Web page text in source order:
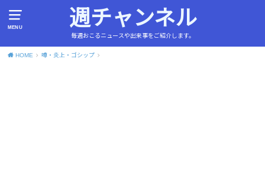
MENU 週チャンネル
毎週おこるニュースや出来事をご紹介します。
HOME 噂・炎上・ゴシップ